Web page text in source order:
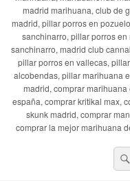
madrid marihuana, club de
madrid, pillar porros en
sanchinarro, pillar porros
sanchinarro, madrid club
pillar porros en vallecas,
alcobendas, pillar marihuana
madrid, comprar
españa, comprar kritikal max,
skunk madrid, comprar
comprar la mejor marihuana